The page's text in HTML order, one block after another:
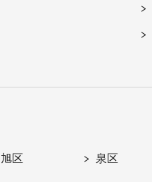
旭区 泉区